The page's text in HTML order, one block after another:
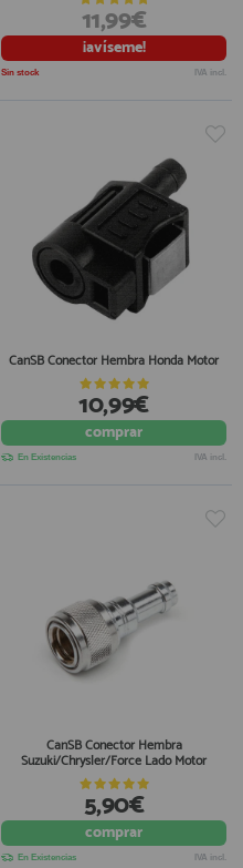
11,99€
¡avíseme!
Sin stock IVA incl.
CanSB Conector Hembra Honda Motor
10,99€
comprar
En Existencias IVA incl.
CanSB Conector Hembra
Suzuki/Chrysler/Force Lado Motor
5,90€
comprar
En Existencias IVA incl.